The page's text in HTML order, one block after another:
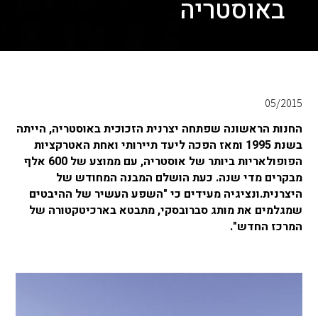
באוסטריה
05/2015
החנות הראשונה שפתחה יצרנית הזכוכית באוסטריה, הייתה
בשנת 1995 ומאז הפכה ליעד תיירותי ואחת האטרקציות
הפופולאריות ביותר של אוסטריה, עם ממוצע של 600 אלף
מבקרים מדי שנה. כעת הושלם המבנה המחודש של
היצרנית.ונציגיה מעידים כי "השפע העשיר של ההיבטים
שמגלמים את מותג סברובסקי, מתבטא בארכיטקטורה של
המרכז החדש".